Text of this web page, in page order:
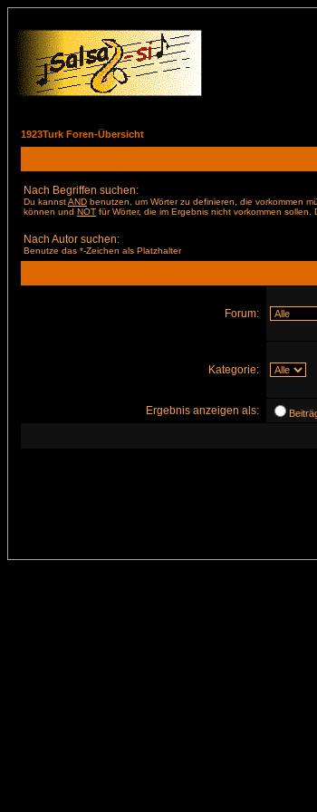
1923Turk Foren-Übersicht
Nach Begriffen suchen:
Du kannstAND benutzen, um Wörter zu definieren, die vorkommen
können und NOT für Wörter, die im Ergebnis nicht vorkommen
Nach Autor suchen:
Benutze das *-Zeichen als Platzhalter
Forum:
Kategorie:
Ergebnis anzeigen als: